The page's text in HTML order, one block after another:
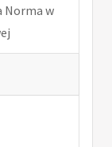
Norma w